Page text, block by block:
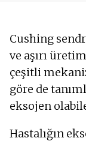
Cushing
ve aşırı
çeşitli
göre de
eksojen
Hastalığın